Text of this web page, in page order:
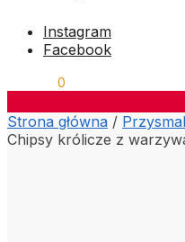
Instagram
Facebook
0
Strona główna /
Chipsy królicze z